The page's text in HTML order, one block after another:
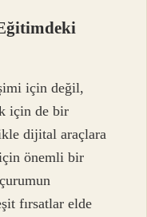
için değil,
için de bir
dijital araçlara
önemli bir
fırsatlar elde